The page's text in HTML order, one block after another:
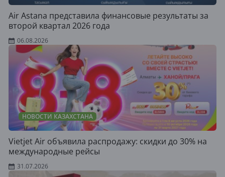
Air Astana представила финансовые результаты за
второй квартал 2026 года
06.08.2026
НОВОСТИ КАЗАХСТАНА
Vietjet Air объявила распродажу: скидки до 30% на
международные рейсы
31.07.2026